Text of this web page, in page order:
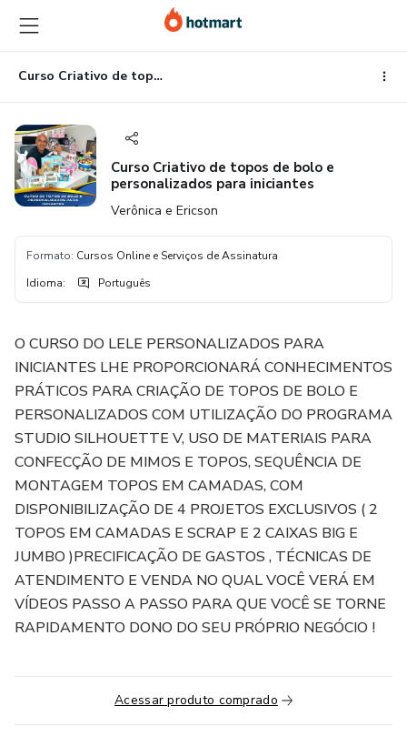
para
o
conteúdo
principal
para
o
pagamento
para
o
rodapé
Curso Criativo de topos de bolo e personalizados para iniciantes
Curso Criativo de topos de bolo e
personalizados para iniciantes
Verônica e Ericson
Formato: Cursos Online e Serviços de Assinatura
Idioma: Português
O CURSO DO LELE PERSONALIZADOS PARA
INICIANTES LHE PROPORCIONARÁ CONHECIMENTOS
PRÁTICOS PARA CRIAÇÃO DE TOPOS DE BOLO E
PERSONALIZADOS COM UTILIZAÇÃO DO PROGRAMA
STUDIO SILHOUETTE V, USO DE MATERIAIS PARA
CONFECÇÃO DE MIMOS E TOPOS, SEQUÊNCIA DE
MONTAGEM TOPOS EM CAMADAS, COM
DISPONIBILIZAÇÃO DE 4 PROJETOS EXCLUSIVOS ( 2
TOPOS EM CAMADAS E SCRAP E 2 CAIXAS BIG E
JUMBO )PRECIFICAÇÃO DE GASTOS , TÉCNICAS DE
ATENDIMENTO E VENDA NO QUAL VOCÊ VERÁ EM
VÍDEOS PASSO A PASSO PARA QUE VOCÊ SE TORNE
RAPIDAMENTO DONO DO SEU PRÓPRIO NEGÓCIO !
Acessar produto comprado